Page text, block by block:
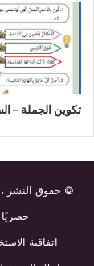
تكوين الجملة –
© حقوق النشر
اتفاقية